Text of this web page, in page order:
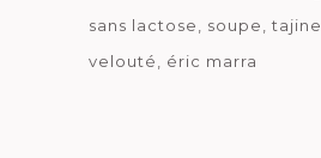
sans lactose
soupe tajine
velouté
éric marra